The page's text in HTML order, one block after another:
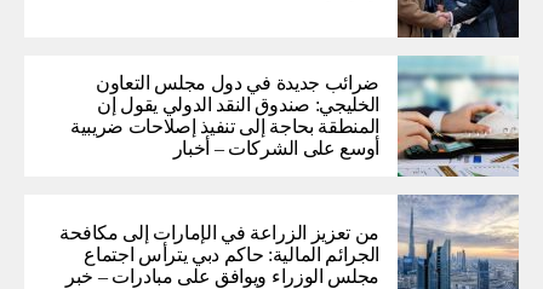
ضرائب جديدة في دول مجلس التعاون
الخليجي: صندوق النقد الدولي يقول إن
المنطقة بحاجة إلى تنفيذ إصلاحات ضريبية
أوسع على الشركات – أخبار
من تعزيز الزراعة في الإمارات إلى مكافحة
الجرائم المالية: حاكم دبي يترأس اجتماع
مجلس الوزراء ويوافق على مبادرات – خبر